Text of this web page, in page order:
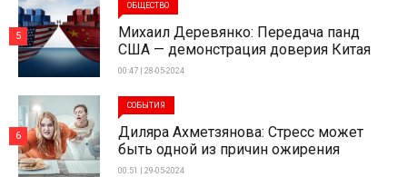
ОБЩЕСТВО
Михаил Деревянко: Передача панд
США — демонстрация доверия Китая
00:47 | 28-05-2024
5
СОБЫТИЯ
Диляра Ахметзянова: Стресс может
быть одной из причин ожирения
00:51 | 29-05-2024
6